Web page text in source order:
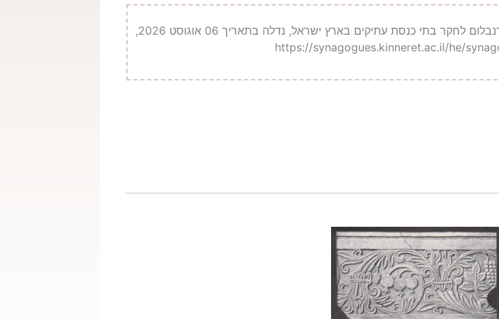
בן-דוד, ח. אזבנד, מ. אביעם, מ. אתר: ‘Synagogues.Kinneret.ac.il’, הקתדרה ע"ש בורנבלום לחקר בתי כנסת עתיקים בארץ ישראל, נדלה בתאריך 06 אוגוסט 2026,
https://synagogues.kinneret.ac.il/he/